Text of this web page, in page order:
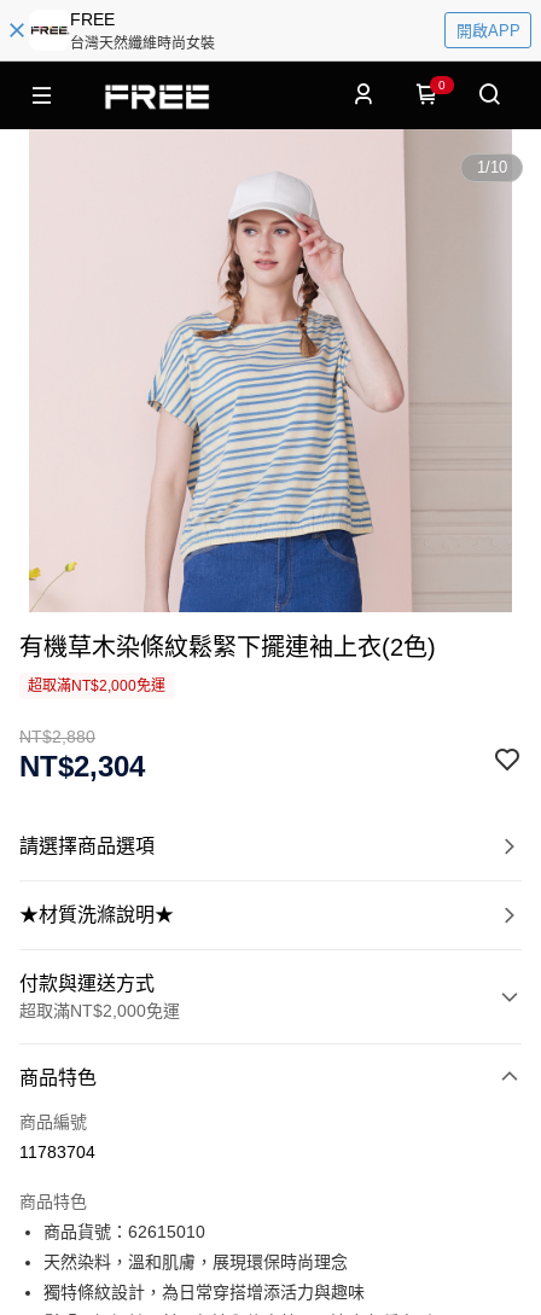
FREE
台灣天然纖維時尚女裝
開啟APP
0
1/10
有機草木染條紋鬆緊下擺連袖上衣(2色)
超取滿NT$2,000免運
NT$2,880
NT$2,304
請選擇商品選項
★材質洗滌說明★
付款與運送方式
超取滿NT$2,000免運
信用卡一次付款
信用卡分期付款
合作金庫商業銀行
華南商業銀行
上海商業儲蓄銀行
台北富邦商業銀行
國泰世華商業銀行
兆豐國際商業銀行
6 期 0 利率 每期
華南商業銀行
彰化商業銀行
上海商業儲蓄銀行
台北富邦商業銀行
12 期 0 利率 每期
合作金庫商業銀行
第一商業銀行
超商取貨付款
商品特色
商品編號
11783704
商品特色
商品貨號：62615010
天然染料，溫和肌膚，展現環保時尚理念
獨特條紋設計，為日常穿搭增添活力與趣味